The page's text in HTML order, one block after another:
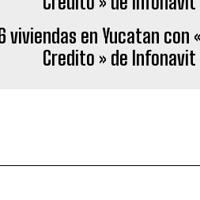
viviendas en Yucatan con
Credito » de Infonavit